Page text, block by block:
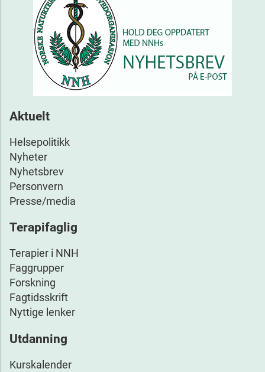
Aktuelt
Helsepolitikk
Nyheter
Nyhetsbrev
Personvern
Presse/media
Terapifaglig
Terapier i NNH
Faggrupper
Forskning
Fagtidsskrift
Nyttige lenker
Utdanning
Kurskalender